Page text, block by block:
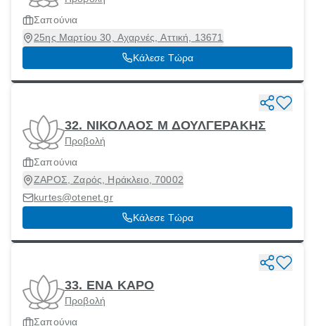
Σαπούνια
25ης Μαρτίου 30, Αχαρνές, Αττική, 13671
Κάλεσε Τώρα
32. ΝΙΚΟΛΑΟΣ Μ ΔΟΥΛΓΕΡΑΚΗΣ
Προβολή
Σαπούνια
ΖΑΡΟΣ, Ζαρός, Ηράκλειο, 70002
kurtes@otenet.gr
Κάλεσε Τώρα
33. ΕΝΑ ΚΑΡΟ
Προβολή
Σαπούνια